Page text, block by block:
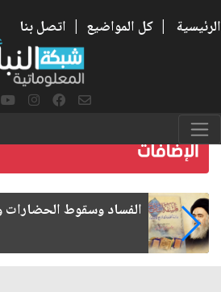
الرئيسية | كل المواضيع | اتصل بنا
رواتب الموظفين على